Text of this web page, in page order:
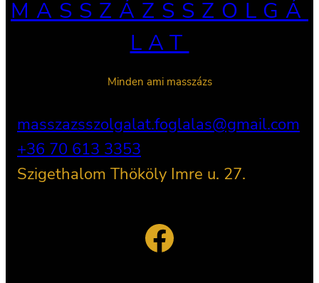
MASSZÁZSSZOLGÁ
LAT
Minden ami masszázs
masszazsszolgalat.foglalas@gmail.com
+36 70 613 3353
Szigethalom Thököly Imre u. 27.
Facebook